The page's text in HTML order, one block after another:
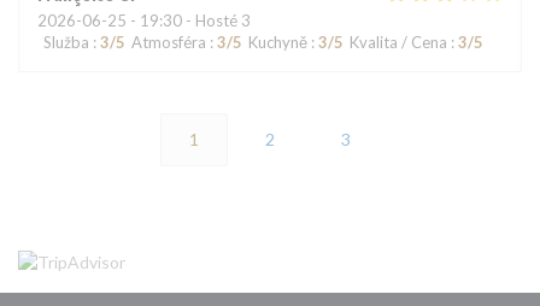
2026-06-25 - 19:30 - Hosté 3
Služba : 3/5 Atmosféra : 3/5 Kuchyně : 3/5 Kvalita / Cena : 3/5
1 2 3